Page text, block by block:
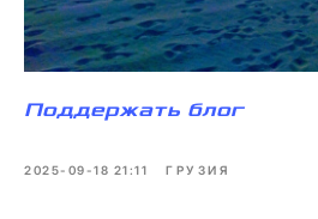
Поддержать блог
2025-09-18 21:11 ГРУЗИЯ